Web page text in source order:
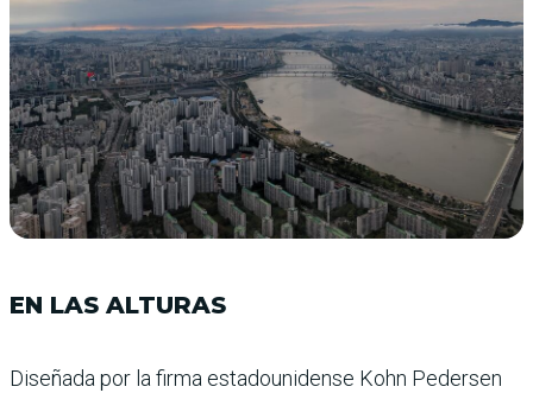
EN LAS ALTURAS
Diseñada por la firma estadounidense Kohn Pedersen